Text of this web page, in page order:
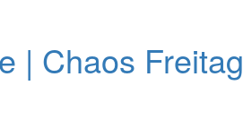
| Chaos Freitag